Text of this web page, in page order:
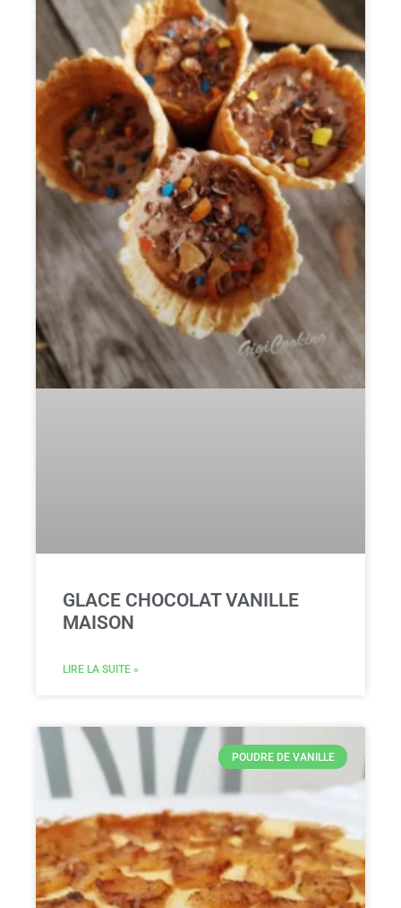
GLACE CHOCOLAT VANILLE
MAISON
LIRE LA SUITE »
POUDRE DE VANILLE